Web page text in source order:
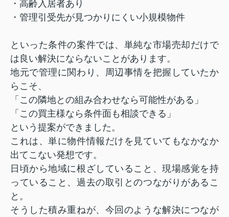
・高齢入居者あり
・管理引受先が見つかりにくい小規模物件
といった条件の案件では、単純な市場売却だけで
は良い解決にならないことがあります。
地元で管理に関わり、周辺事情を把握していたか
らこそ、
「この隣地との組み合わせなら可能性がある」
「この買主様なら条件面も相談できる」
という提案ができました。
これは、単に物件情報だけを見ていてもなかなか
出てこない発想です。
日頃から地域に根ざしていること、現場感覚を持
っていること、過去の取引とのつながりがあるこ
と。
そうした積み重ねが、今回のような解決につなが